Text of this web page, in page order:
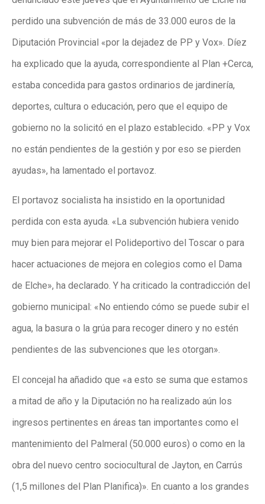
perdido una subvención de más de 33.000 euros de la
Diputación Provincial «por la dejadez de PP y Vox». Díez
ha explicado que la ayuda, correspondiente al Plan +Cerca,
estaba concedida para gastos ordinarios de jardinería,
deportes, cultura o educación, pero que el equipo de
gobierno no la solicitó en el plazo establecido. «PP y Vox
no están pendientes de la gestión y por eso se pierden
ayudas», ha lamentado el portavoz.
El portavoz socialista ha insistido en la oportunidad
perdida con esta ayuda. «La subvención hubiera venido
muy bien para mejorar el Polideportivo del Toscar o para
hacer actuaciones de mejora en colegios como el Dama
de Elche», ha declarado. Y ha criticado la contradicción del
gobierno municipal: «No entiendo cómo se puede subir el
agua, la basura o la grúa para recoger dinero y no estén
pendientes de las subvenciones que les otorgan».
El concejal ha añadido que «a esto se suma que estamos
a mitad de año y la Diputación no ha realizado aún los
ingresos pertinentes en áreas tan importantes como el
mantenimiento del Palmeral (50.000 euros) o como en la
obra del nuevo centro sociocultural de Jayton, en Carrús
(1,5 millones del Plan Planifica)». En cuanto a los grandes